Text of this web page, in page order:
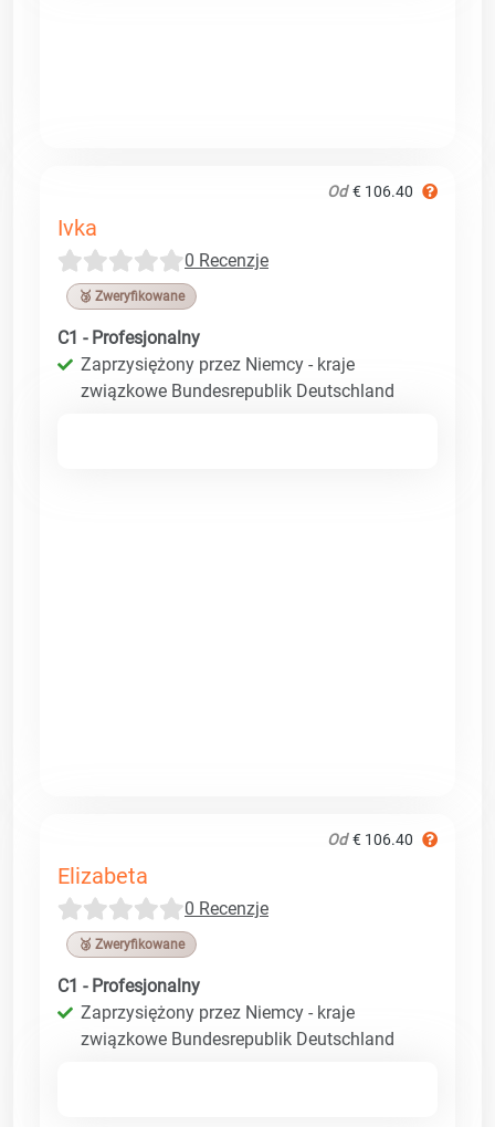
Od € 106.40
Ivka
0 Recenzje
🥉 Zweryfikowane
C1 - Profesjonalny
Zaprzysiężony przez Niemcy - kraje
związkowe Bundesrepublik Deutschland
Od € 106.40
Elizabeta
0 Recenzje
🥉 Zweryfikowane
C1 - Profesjonalny
Zaprzysiężony przez Niemcy - kraje
związkowe Bundesrepublik Deutschland